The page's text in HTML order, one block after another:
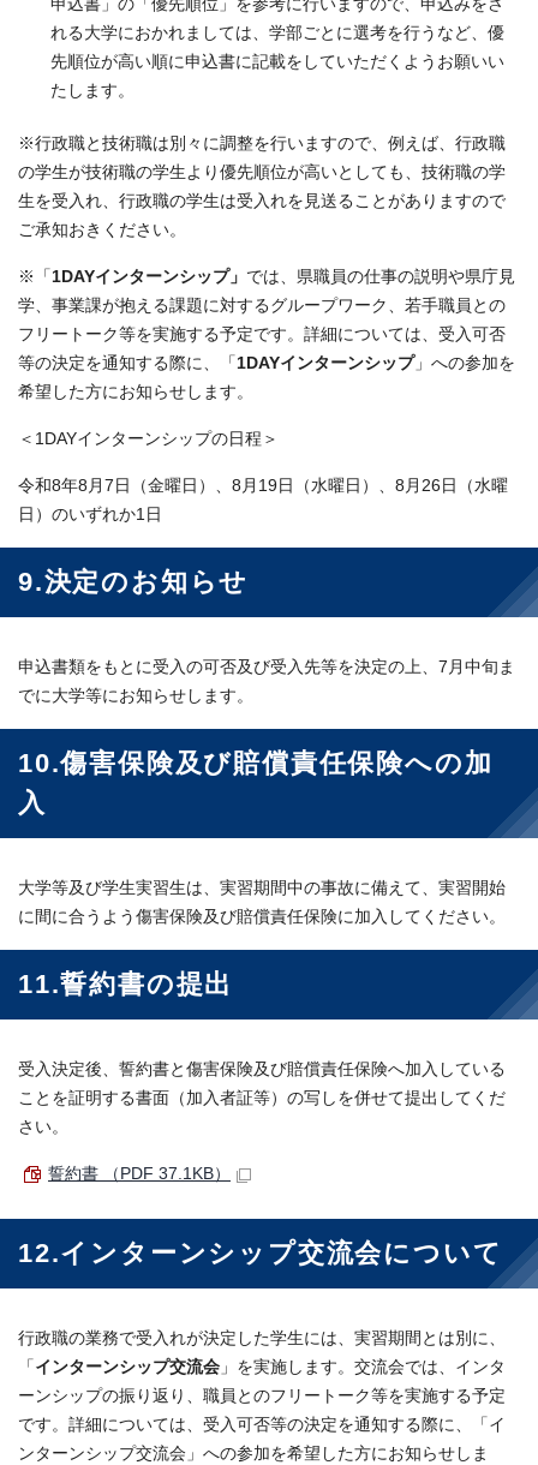
申込書」の「優先順位」を参考に行いますので、申込みをさ
れる大学におかれましては、学部ごとに選考を行うなど、優
先順位が高い順に申込書に記載をしていただくようお願いい
たします。
※行政職と技術職は別々に調整を行いますので、例えば、行政職
の学生が技術職の学生より優先順位が高いとしても、技術職の学
生を受入れ、行政職の学生は受入れを見送ることがありますので
ご承知おきください。
※「 1DAYインターンシップ」 では、県職員の仕事の説明や県庁見
学、事業課が抱える課題に対するグループワーク、若手職員との
フリートーク等を実施する予定です。詳細については、受入可否
等の決定を通知する際に、「 1DAYインターンシップ」への参加を
希望した方にお知らせします。
＜1DAYインターンシップの日程＞
令和8年8月7日（金曜日）、8月19日（水曜日）、8月26日（水曜
日）のいずれか1日
9.決定のお知らせ
申込書類をもとに受入の可否及び受入先等を決定の上、7月中旬ま
でに大学等にお知らせします。
10.傷害保険及び賠償責任保険への加
入
大学等及び学生実習生は、実習期間中の事故に備えて、実習開始
に間に合うよう傷害保険及び賠償責任保険に加入してください。
11.誓約書の提出
受入決定後、誓約書と傷害保険及び賠償責任保険へ加入している
ことを証明する書面（加入者証等）の写しを併せて提出してくだ
さい。
誓約書 （PDF 37.1KB）
12.インターンシップ交流会について
行政職の業務で受入れが決定した学生には、実習期間とは別に、
「 インターンシップ交流会 」を実施します。交流会では、インタ
ーンシップの振り返り、職員とのフリートーク等を実施する予定
です。詳細については、受入可否等の決定を通知する際に、「イ
ンターンシップ交流会」への参加を希望した方にお知らせしま